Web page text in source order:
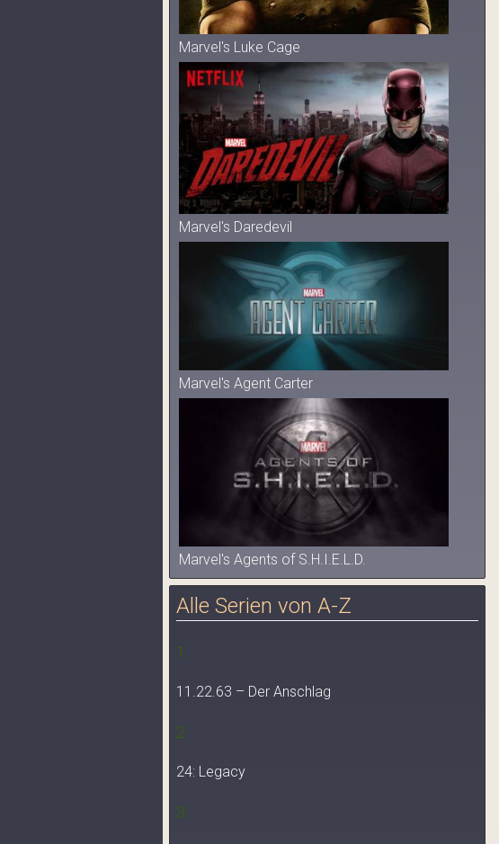
Marvel's Luke Cage
Marvel's Daredevil
Marvel's Agent Carter
Marvel's Agents of S.H.I.E.L.D.
Alle Serien von A-Z
1
11.22.63 – Der Anschlag
2
24: Legacy
3